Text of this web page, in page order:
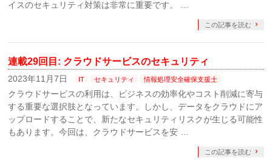
イスのセキュリティ対策は非常に重要です。 …
この記事を読む
連載29回目: クラウドサービスのセキュリティ
2023年11月7日 IT セキュリティ 情報処理安全確保支援士
クラウドサービスの利用は、ビジネスの効率化やコスト削減に寄与
する重要な選択肢となっています。しかし、データをクラウドにア
ップロードすることで、新たなセキュリティリスクが生じる可能性
もあります。今回は、クラウドサービスを安 …
この記事を読む